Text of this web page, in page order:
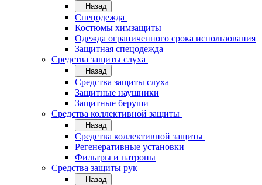
Назад
Спецодежда
Костюмы химзащиты
Одежда ограниченного срока использования
Защитная спецодежда
Средства защиты слуха
Назад
Средства защиты слуха
Защитные наушники
Защитные беруши
Средства коллективной защиты
Назад
Средства коллективной защиты
Регенеративные установки
Фильтры и патроны
Средства защиты рук
Назад